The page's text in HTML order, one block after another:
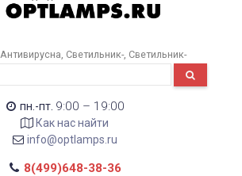
Антивирусна Светильник- Светильник-
пн.-пт. 9:00 – 19:00
Как нас найти
info@optlamps.ru
8(499)648-38-36